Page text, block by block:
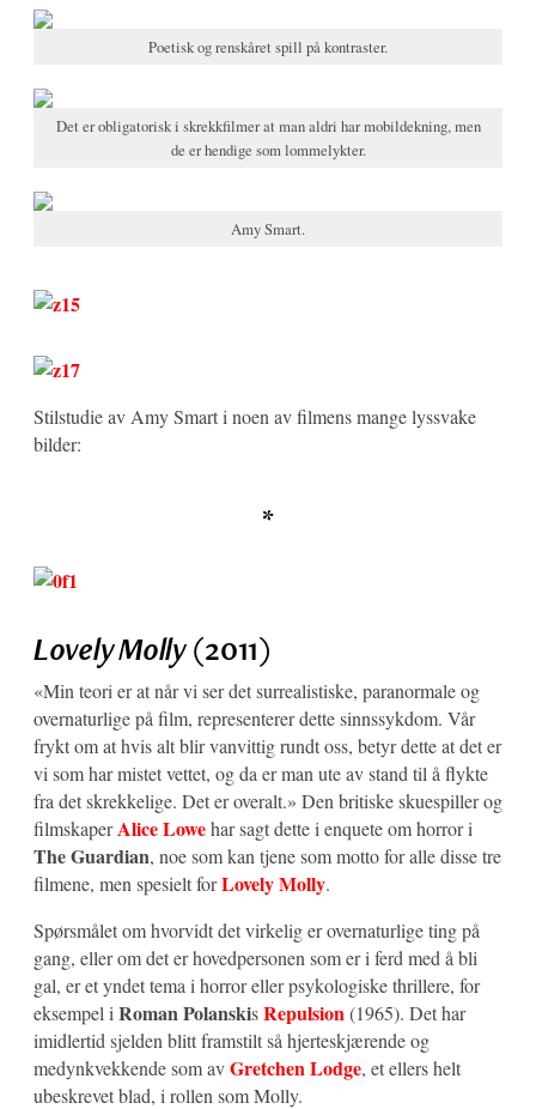
Poetisk og renskåret spill på kontraster.
Det er obligatorisk i skrekkfilmer at man aldri har mobildekning, men
de er hendige som lommelykter.
Amy Smart.
Stilstudie av Amy Smart i noen av filmens mange lyssvake
bilder:
*
Lovely Molly(2011)
«Min teori er at når vi ser det surrealistiske, paranormale og
overnaturlige på film, representerer dette sinnssykdom. Vår
frykt om at hvis alt blir vanvittig rundt oss, betyr dette at det er
vi som har mistet vettet, og da er man ute av stand til å flykte
fra det skrekkelige. Det er overalt.» Den britiske skuespiller og
filmskaperAlice Lowehar sagt dette i enquete om horror i
The Guardian, noe som kan tjene som motto for alle disse tre
filmene, men spesielt forLovely Molly.
Spørsmålet om hvorvidt det virkelig er overnaturlige ting på
gang, eller om det er hovedpersonen som er i ferd med å bli
gal, er et yndet tema i horror eller psykologiske thrillere, for
eksempel i Roman PolanskisRepulsion(1965). Det har
imidlertid sjelden blitt framstilt så hjerteskjærende og
medynkvekkende som avGretchen Lodge, et ellers helt
ubeskrevet blad, i rollen som Molly.